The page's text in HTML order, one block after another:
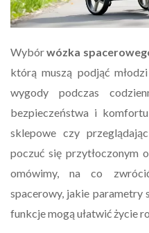
Wybórwózka
którą muszą podjąć
wygody podczas
bezpieczeństwa i
sklepowe czy
poczuć się przytłoczonym
omówimy, na co
spacerowy, jakie
funkcje mogą ułatwić życie